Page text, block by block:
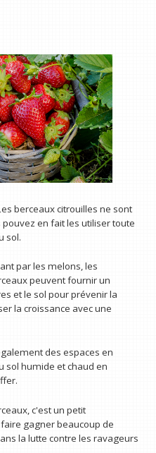
berceaux citrouilles ne sont
en fait les utiliser toute
sol.
par les melons, les
peuvent fournir un
et le sol pour prévenir la
la croissance avec une
des espaces en
sol humide et chaud en
c'est un petit
gagner beaucoup de
la lutte contre les ravageurs